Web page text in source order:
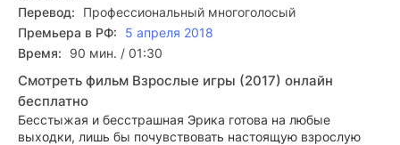
Перевод:
Профессиональный многоголосый
Премьера в РФ:
5 апреля 2018
Время:
90 мин. / 01:30
Смотреть фильм Взрослые игры (2017) онлайн
бесплатно
Бесстыжая и бесстрашная Эрика готова на любые
выходки, лишь бы почувствовать настоящую взрослую